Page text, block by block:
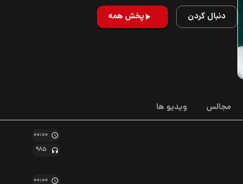
دنبال کردن پخش همه
مجالس ویدیو ها
00:00
985
00:00